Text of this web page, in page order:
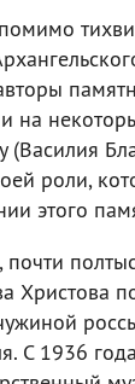
на
(Василия
роли,
этого
Христова
С 1936